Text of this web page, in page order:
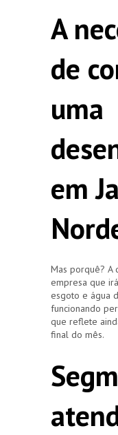
A
de
uma
em
Mas porquê? A
empresa que
esgoto e água
funcionando
que reflete
final do mês.